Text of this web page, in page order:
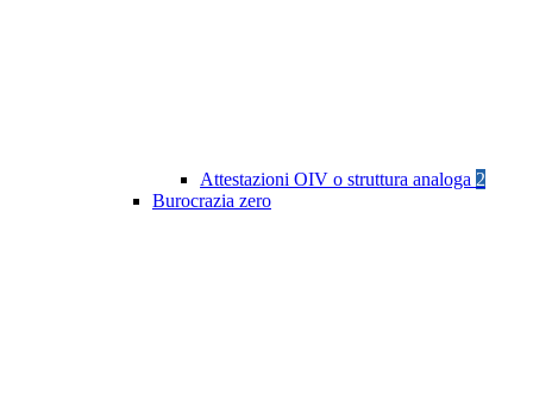
Attestazioni OIV o struttura analoga 2
Burocrazia zero